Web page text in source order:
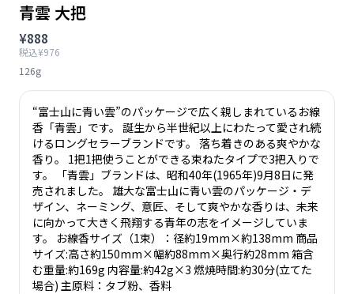
青雲 大把
¥888
税込¥976
126g
“富士山に青い雲”のパッケージで広く親しまれているお線
香「青雲」です。 誕生から半世紀以上にわたって愛され続
けるロングセラーブランドです。 落ち着きのある爽やかな
香り。 1把1把使うことができる束ねたタイプで3把入りで
す。 「青雲」ブランドは、昭和40年(1965年)9月8日に発
売されました。 雄大な富士山に青い雲のパッケージ・デ
ザイン、ネーミング、意匠、そして爽やかな香りは、未来
に向かって大きく飛翔する青年の志をイメージしていま
す。 お線香サイズ（1束）：径約19mm×約138mm 商品
サイズ:高さ約150mm×幅約88mm×奥行約28mm 箱含
む重量:約169g 内容量:約42g×3 燃焼時間:約30分(立てた
場合) 主原料：タブ粉、香料